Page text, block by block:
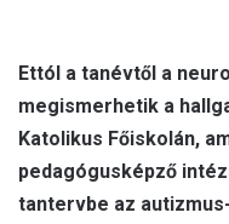
Ettól a tanévtől a
megismerhetik a
Katolikus Főiskolán,
pedagógusképző
tantervbe az